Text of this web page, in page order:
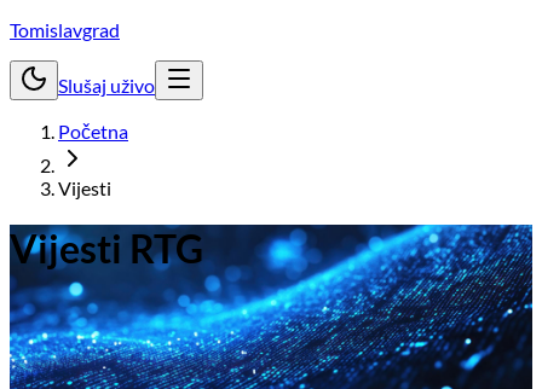
Tomislavgrad
Slušaj uživo
Početna
Vijesti
Vijesti RTG